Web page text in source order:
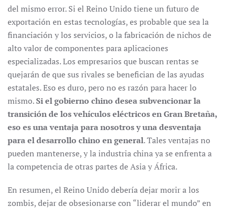
del mismo error. Si el Reino Unido tiene un futuro de
exportación en estas tecnologías, es probable que sea la
financiación y los servicios, o la fabricación de nichos de
alto valor de componentes para aplicaciones
especializadas. Los empresarios que buscan rentas se
quejarán de que sus rivales se benefician de las ayudas
estatales. Eso es duro, pero no es razón para hacer lo
mismo.Si el gobierno chino desea subvencionar la
transición de los vehículos eléctricos en Gran Bretaña,
eso es una ventaja para nosotros y una desventaja
para el desarrollo chino en general. Tales ventajas no
pueden mantenerse, y la industria china ya se enfrenta a
la competencia de otras partes de Asia y África.
En resumen, el Reino Unido debería dejar morir a los
zombis, dejar de obsesionarse con “liderar el mundo” en